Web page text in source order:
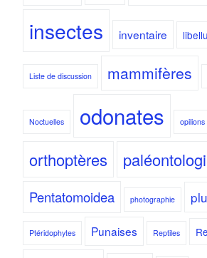
insectes inventaire
Liste de discussion mammifères
Noctuelles odonates opilions
orthoptères
Pentatomoidea photographie
Ptéridophytes Punaises Reptiles